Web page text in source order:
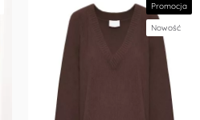
Promocja
Nowość